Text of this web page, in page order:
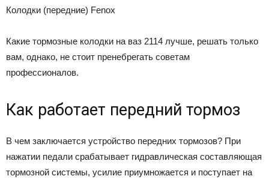
Колодки (передние) Fenox
Какие тормозные колодки на ваз 2114 лучше, решать только
вам, однако, не стоит пренебрегать советам
профессионалов.
Как работает передний тормоз
В чем заключается устройство передних тормозов? При
нажатии педали срабатывает гидравлическая составляющая
тормозной системы, усилие приумножается и поступает на